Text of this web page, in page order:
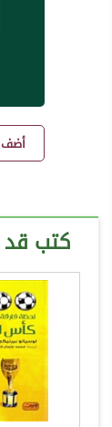
أضف
كتب